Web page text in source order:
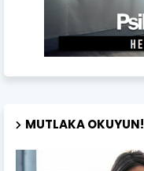
MUTLAKA OKUYUN!